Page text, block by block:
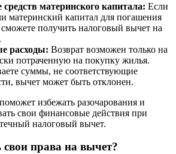
средств материнского капитала: Если
материнский капитал для погашения
получить налоговый вычет на
расходы: Возврат возможен только на
потраченную на покупку жилья.
суммы, не соответствующие
вычет может быть отклонен.
избежать разочарования и
свои финансовые действия при
налоговый вычет.
свои права на вычет?